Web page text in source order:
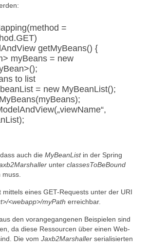
=
getMyBeans() {
myBeans = new
to list
= new MyBeanList();
auch die MyBeanListin der Spring
unter classesToBeBound
mittels eines GET-Requests unter der URI
<webapp>/myPath erreichbar.
den vorangegangenen Beispielen sind
da diese Ressourcen über einen Web-
Die vom Jaxb2Marshaller serialisierten